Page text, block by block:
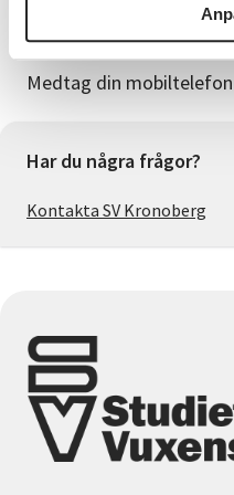
Vi träffas sex torsdagar
augusti
Medtag din mobiltelefon
Har du några frågor?
Kontakta SV Kronoberg